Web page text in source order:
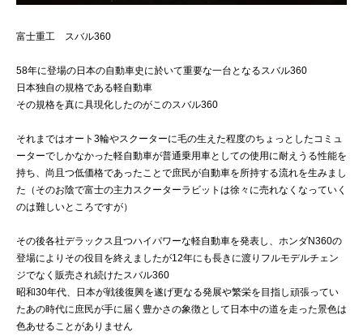
富士重工 スバル360
58年に登場の日本の自動車史に於いて重要な一台となるスバル360
日本独自の規格である軽自動車
その規格を真に具現化したのがこのスバル360
それまではオート3輪やスクーターに毛の生えた程度のちょっとしたコミュ
ーターでしかなかった軽自動車が普通乗用車としての使用に耐えうる性能を
持ち、尚且つ低価格であったことで庶民が自動車を所持する流れを生みまし
た（そのお陰で富士の主力スクーターラビットは徐々に売れなくなっていく
のは難しいところですが）
その後各社デラックス且つハイパワーな軽自動車を発表し、ホンダN360の
登場によりその役目を終えましたが12年にも長きに渡りフルモデルチェン
ジでなく販売され続けたスバル360
昭和30年代、日本が戦後復興を遂げ更なる発展や繁栄を目指し頑張ってい
たあの時代に庶民が手に届く豊かさの象徴として日本中の道を走った景色は
色あせることがありません